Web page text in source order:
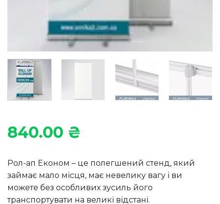
840.00 ₴
Рол-ап Економ – це полегшений стенд, який
займає мало місця, має невелику вагу і ви
можете без особливих зусиль його
транспортувати на великі відстані.